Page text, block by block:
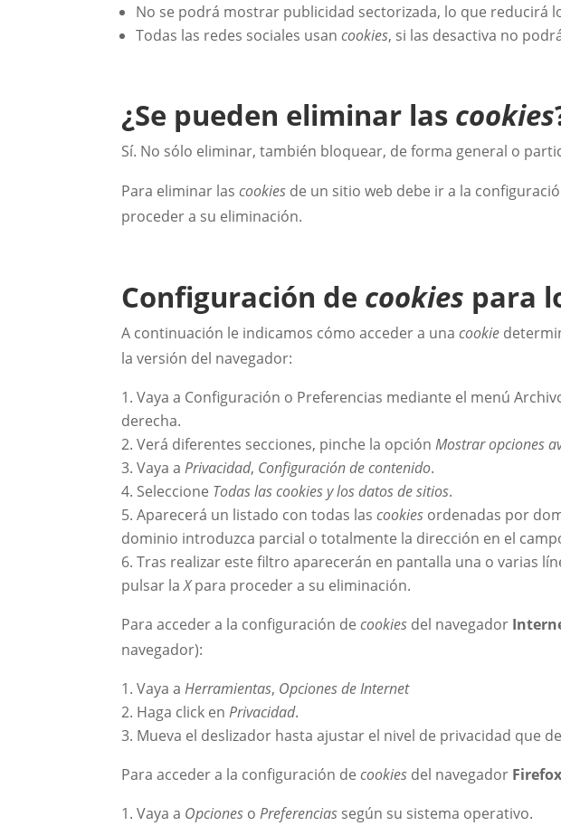
No se podrá mostrar publicidad sectorizada, lo que reducirá
Todas las redes sociales usancookies, si las desactiva no
¿Se pueden eliminar las cookies
Sí. No sólo eliminar, también bloquear, de forma general o
Para eliminar lascookies de un sitio web debe ir a la
proceder a su eliminación.
Configuración de cookies para
A continuación le indicamos cómo acceder a unacookie
la versión del navegador:
Vaya a Configuración o Preferencias mediante el menú
derecha.
Verá diferentes secciones, pinche la opciónMostrar opciones
Vaya aPrivacidad, Configuración de contenido.
Seleccione Todas lascookiesy los datos de sitios.
Aparecerá un listado con todas lascookies ordenadas por
dominio introduzca parcial o totalmente la dirección en el
Tras realizar este filtro aparecerán en pantalla una o varias
pulsar laXpara proceder a su eliminación.
Para acceder a la configuración decookies del navegador
navegador):
Vaya aHerramientas, Opciones de Internet
Haga click enPrivacidad.
Mueva el deslizador hasta ajustar el nivel de privacidad que
Para acceder a la configuración decookies del navegador Firefox
Vaya a Opciones oPreferencias según su sistema operativo.